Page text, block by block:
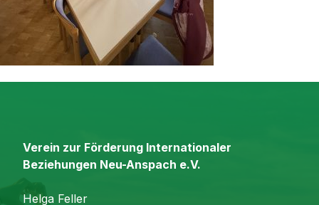
Verein zur Förderung Internationaler
Beziehungen Neu-Anspach e.V.
Helga Feller